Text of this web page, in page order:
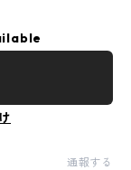
通報する